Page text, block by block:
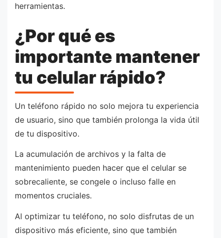
herramientas.
¿Por qué es
importante mantener
tu celular rápido?
Un teléfono rápido no solo mejora tu experiencia
de usuario, sino que también prolonga la vida útil
de tu dispositivo.
La acumulación de archivos y la falta de
mantenimiento pueden hacer que el celular se
sobrecaliente, se congele o incluso falle en
momentos cruciales.
Al optimizar tu teléfono, no solo disfrutas de un
dispositivo más eficiente, sino que también